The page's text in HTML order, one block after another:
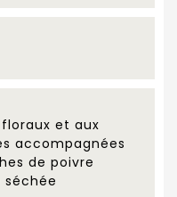
et aux
accompagnées
de poivre